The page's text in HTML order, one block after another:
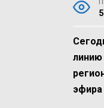
линию
эфира